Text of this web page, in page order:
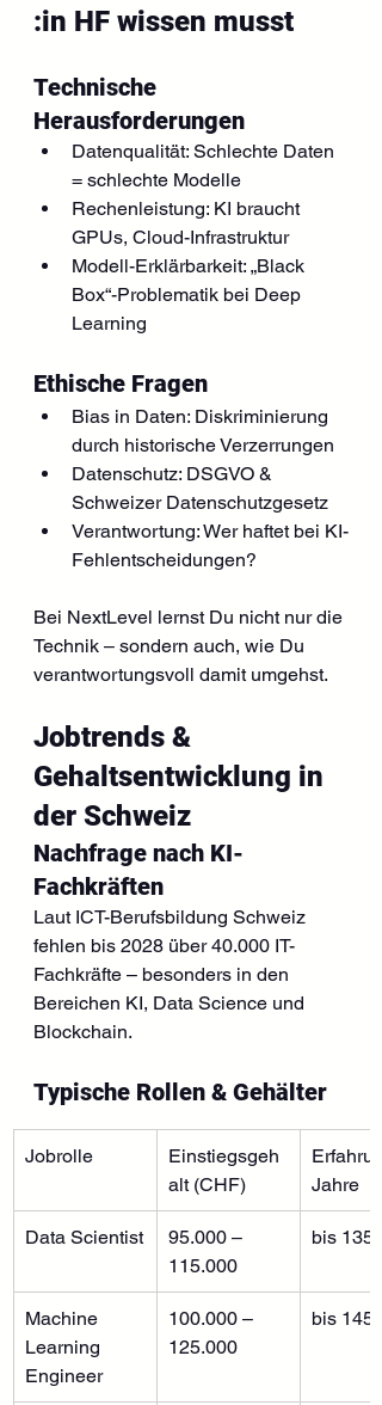
:in HF wissen musst
Technische
Herausforderungen
Datenqualität: Schlechte Daten
= schlechte Modelle
Rechenleistung: KI braucht
GPUs, Cloud-Infrastruktur
Modell-Erklärbarkeit: „Black
Box“-Problematik bei Deep
Learning
Ethische Fragen
Bias in Daten: Diskriminierung
durch historische Verzerrungen
Datenschutz: DSGVO &
Schweizer Datenschutzgesetz
Verantwortung: Wer haftet bei KI-
Fehlentscheidungen?
Bei NextLevel lernst Du nicht nur die
Technik – sondern auch, wie Du
verantwortungsvoll damit umgehst.
Jobtrends &
Gehaltsentwicklung in
der Schweiz
Nachfrage nach KI-
Fachkräften
Laut ICT-Berufsbildung Schweiz
fehlen bis 2028 über 40.000 IT-
Fachkräfte – besonders in den
Bereichen KI, Data Science und
Blockchain.
Typische Rollen & Gehälter
Jobrolle
Einstiegsgeh
alt (CHF)
Jahre
Data Scientist
95.000 –
115.000
bis
Machine
Learning
Engineer
100.000 –
125.000
bis